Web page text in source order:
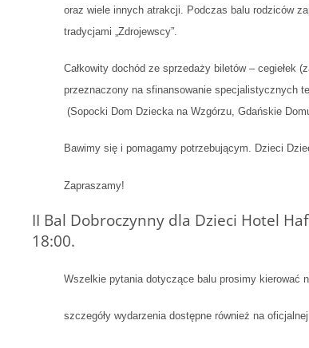
oraz wiele innych atrakcji. Podczas balu rodziców
tradycjami „Zdrojewscy”.
Całkowity dochód ze sprzedaży biletów – cegiełek
przeznaczony na sfinansowanie specjalistycznych
(Sopocki Dom Dziecka na Wzgórzu, Gdańskie
Bawimy się i pomagamy potrzebującym. Dzieci
Zapraszamy!
II Bal Dobroczynny dla Dzieci Hotel
18:00.
Wszelkie pytania dotyczące balu prosimy kierować
szczegóły wydarzenia dostępne również na